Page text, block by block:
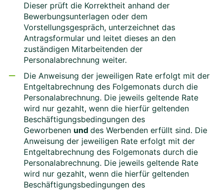
Dieser prüft die Korrektheit anhand der
Bewerbungsunterlagen oder dem
Vorstellungsgespräch, unterzeichnet das
Antragsformular und leitet dieses an den
zuständigen Mitarbeitenden der
Personalabrechnung weiter.
Die Anweisung der jeweiligen Rate erfolgt mit der
Entgeltabrechnung des Folgemonats durch die
Personalabrechnung. Die jeweils geltende Rate
wird nur gezahlt, wenn die hierfür geltenden
Beschäftigungsbedingungen des
Geworbenen und des Werbenden erfüllt sind. Die
Anweisung der jeweiligen Rate erfolgt mit der
Entgeltabrechnung des Folgemonats durch die
Personalabrechnung. Die jeweils geltende Rate
wird nur gezahlt, wenn die hierfür geltenden
Beschäftigungsbedingungen des